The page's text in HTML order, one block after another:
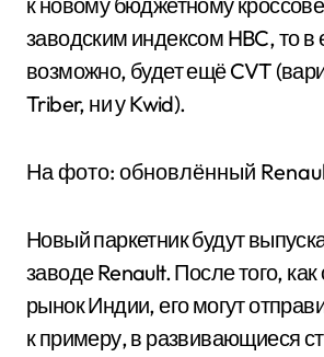
заводским индексом HBC, то в
возможно, будет ещё CVT
Triber, ни у Kwid).
На фото: обновлённый
Новый паркетник будут
заводе Renault. После того, как
рынок Индии, его могут
к примеру, в развивающиеся